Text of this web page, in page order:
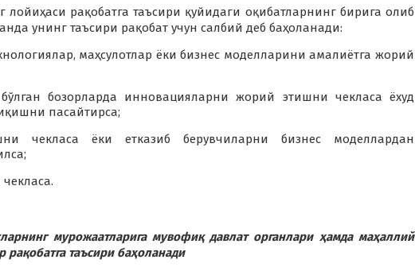
лойиҳаси рақобатга таъсири қуйидаги оқибатларнинг бирига олиб
унинг таъсири рақобат учун салбий деб баҳоланади:
маҳсулотлар ёки бизнес моделларини амалиётга жорий
бозорларда инновацияларни жорий этишни чекласа ёхуд
пасайтирса;
чекласа ёки етказиб берувчиларни бизнес моделлардан
мурожаатларига мувофиқ давлат органлари ҳамда маҳаллий
таъсири баҳоланади